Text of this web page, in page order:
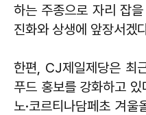
하는 주종으로 자리 잡
진화와 상생에 앞장서겠
한편, CJ제일제당은 최
푸드 홍보를 강화하고
노·코르티나담페초 겨